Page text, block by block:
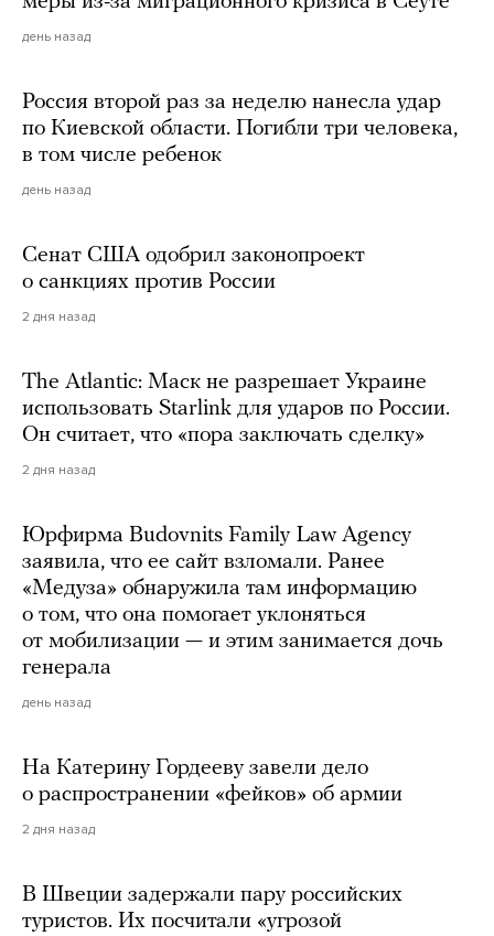
день назад
Россия второй раз за неделю нанесла удар
по Киевской области. Погибли три человека,
в том числе ребенок
день назад
Сенат США одобрил законопроект
о санкциях против России
2 дня назад
The Atlantic: Маск не разрешает Украине
использовать Starlink для ударов по России.
Он считает, что «пора заключать сделку»
2 дня назад
Юрфирма Budovnits Family Law Agency
заявила, что ее сайт взломали. Ранее
«Медуза» обнаружила там информацию
о том, что она помогает уклоняться
от мобилизации — и этим занимается дочь
генерала
день назад
На Катерину Гордееву завели дело
о распространении «фейков» об армии
2 дня назад
В Швеции задержали пару российских
туристов. Их посчитали «угрозой